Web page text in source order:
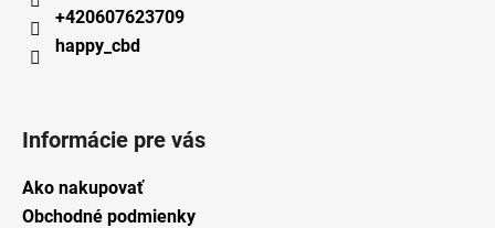
+420607623709
happy_cbd
Informácie pre vás
Ako nakupovať
Obchodné podmienky